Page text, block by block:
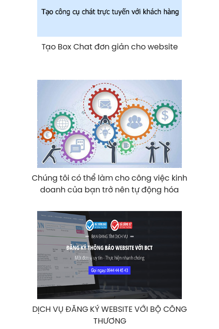
Tạo Box Chat đơn giản cho website
Chúng tôi có thể làm cho công việc kinh
doanh của bạn trở nên tự động hóa
DỊCH VỤ ĐĂNG KÝ WEBSITE VỚI BỘ CÔNG
THƯƠNG